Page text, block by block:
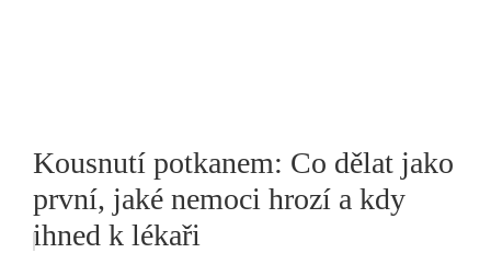
Kousnutí potkanem: Co dělat jako
první, jaké nemoci hrozí a kdy
ihned k lékaři